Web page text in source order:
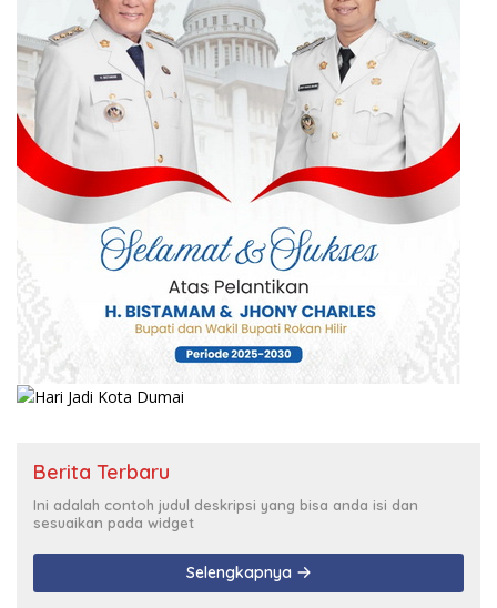
Berita Terbaru
Ini adalah contoh judul deskripsi yang bisa anda isi dan
sesuaikan pada widget
Selengkapnya